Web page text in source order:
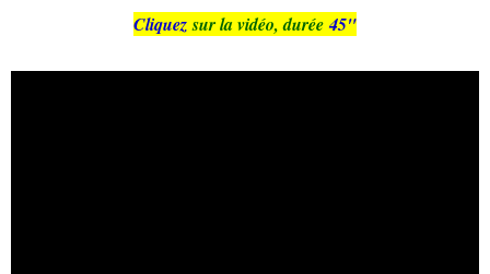
Cliquezsur la vidéo, durée45"